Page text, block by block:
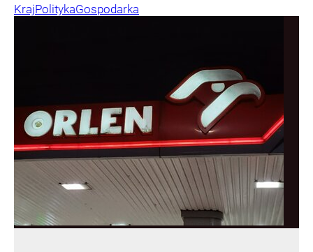
KrajPolitykaGospodarka